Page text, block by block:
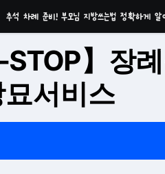
추석 차례 준비! 부모님 지방쓰는법 정확하게 알
시간이 흘러도 변함없는 가치 성주 추모공원
치유와 위로의 공간 기독교전용 김천 납골당
STOP】장례
묘서비스